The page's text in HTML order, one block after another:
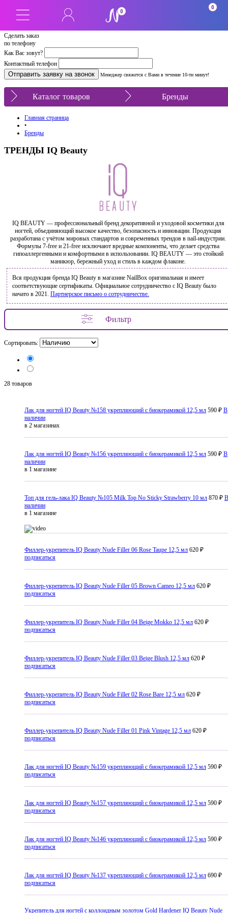
Сделать заказ
по телефону
Как Вас зовут?
Контактный телефон
Менеджер свяжется с Вами в течение 10-ти минут!
0
0
Каталог товаров Бренды
Главная страница
•
Бренды
ТРЕНДЫ IQ Beauty
IQ BEAUTY — профессиональный бренд декоративной и уходовой косметики для
ногтей, объединяющий высокое качество, безопасность и инновации. Продукция
разработана с учётом мировых стандартов и современных трендов в nail-индустрии.
Формулы 7-free и 21-free исключают вредные компоненты, что делает средства
гипоаллергенными и комфортными в использовании. IQ BEAUTY — это стойкий
маникюр, бережный уход и стиль в каждом флаконе.
Вся продукция бренда IQ Beauty в магазине NailBox оригинальная и имеет
соответствующие сертификаты. Официальное сотрудничество с IQ Beauty было
начато в 2021. Партнерское письмо о сотрудничестве.
Фильтр
Сортировать:
28 товаров
Лак для ногтей IQ Beauty №158 укрепляющий с биокерамикой 12,5 мл 590 ₽ В
наличии
в 2 магазинах
Лак для ногтей IQ Beauty №156 укрепляющий с биокерамикой 12,5 мл 590 ₽ В
наличии
в 1 магазине
Топ для гель-лака IQ Beauty №105 Milk Top No Sticky Strawberry 10 мл 870 ₽ В
наличии
в 1 магазине
Филлер-укрепитель IQ Beauty Nude Filler 06 Rose Taupe 12,5 мл 620 ₽
подписаться
Филлер-укрепитель IQ Beauty Nude Filler 05 Brown Cameo 12,5 мл 620 ₽
подписаться
Филлер-укрепитель IQ Beauty Nude Filler 04 Beige Mokko 12,5 мл 620 ₽
подписаться
Филлер-укрепитель IQ Beauty Nude Filler 03 Beige Blush 12,5 мл 620 ₽
подписаться
Филлер-укрепитель IQ Beauty Nude Filler 02 Rose Bare 12,5 мл 620 ₽
подписаться
Филлер-укрепитель IQ Beauty Nude Filler 01 Pink Vintage 12,5 мл 620 ₽
подписаться
Лак для ногтей IQ Beauty №159 укрепляющий с биокерамикой 12,5 мл 590 ₽
подписаться
Лак для ногтей IQ Beauty №157 укрепляющий с биокерамикой 12,5 мл 590 ₽
подписаться
Лак для ногтей IQ Beauty №146 укрепляющий с биокерамикой 12,5 мл 590 ₽
подписаться
Лак для ногтей IQ Beauty №137 укрепляющий с биокерамикой 12,5 мл 690 ₽
подписаться
Укрепитель для ногтей с коллоидным золотом Gold Hardener IQ Beauty Nude